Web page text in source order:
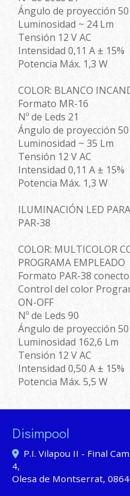
Ángulo de proyección 50
Luminosidad ~ 24 Lm
Tensión 12 V AC
Intensidad 0,11 A ± 15%
Potencia Máx. 1,3 W
COLOR: BLANCO
Formato MR-16
Nº de Leds 21
Ángulo de proyección 50
Luminosidad ~ 35 Lm
Tensión 12 V AC
Intensidad 0,11 A ± 15%
Potencia Máx. 1,3 W
ILUMINACIÓN LED
PAR-38
COLOR: MULTICOLOR
PROGRAMA EMPLEADO
Formato PAR-38
Control del color
ON-OFF
Nº de Leds 90
Ángulo de proyección 50
Luminosidad 162,6 Lm
Tensión 12 V AC
Intensidad 0,50 A ± 15%
Potencia Máx. 5,5 W
Disimpool
P.I. Vilapou II - Final
4,
Olesa de Montserrat,